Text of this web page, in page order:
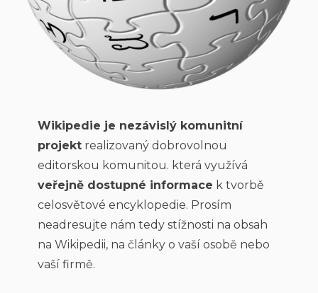
Wikipedie je nezávislý komunitní
projektrealizovaný dobrovolnou
editorskou komunitou. která využívá
veřejně dostupné informace k tvorbě
celosvětové encyklopedie. Prosím
neadresujte nám tedy stížnosti na obsah
na Wikipedii, na články o vaší osobě nebo
vaší firmě.